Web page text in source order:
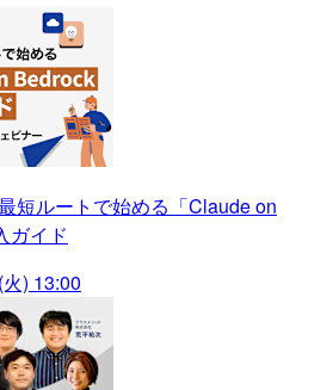
短ルートで始める「Claude on
ガイド
) 13:00